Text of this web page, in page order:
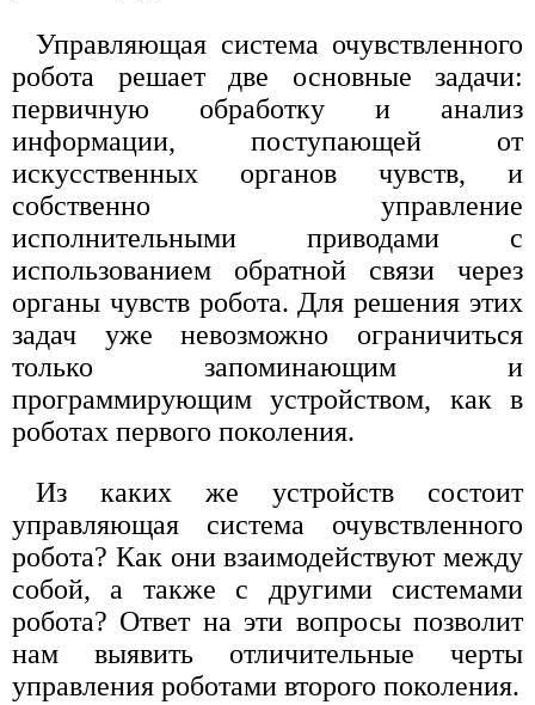
Управляющая система очувствленного
робота решает две основные задачи:
первичную обработку и анализ
информации, поступающей от
искусственных органов чувств, и
собственно управление
исполнительными приводами с
использованием обратной связи через
органы чувств робота. Для решения этих
задач уже невозможно ограничиться
только запоминающим и
программирующим устройством, как в
роботах первого поколения.
Из каких же устройств состоит
управляющая система очувствленного
робота? Как они взаимодействуют между
собой, а также с другими системами
робота? Ответ на эти вопросы позволит
нам выявить отличительные черты
управления роботами второго поколения.